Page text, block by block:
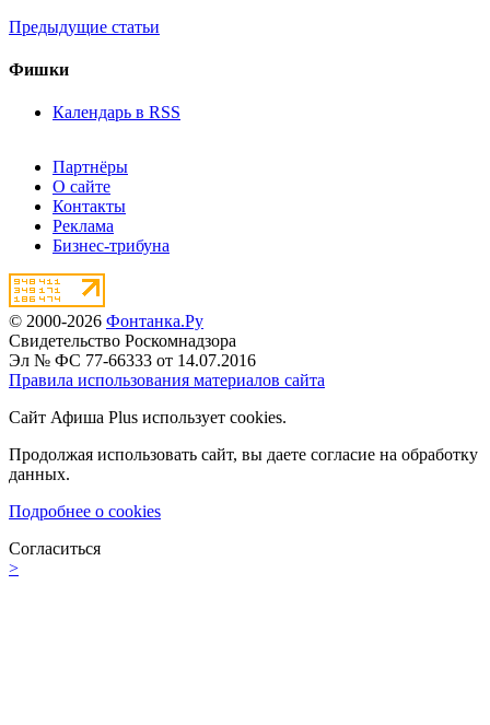
Предыдущие статьи
Фишки
Календарь в RSS
Партнёры
О сайте
Контакты
Реклама
Бизнес-трибуна
© 2000-2026 Фонтанка.Ру
Свидетельство Роскомнадзора
Эл № ФС 77-66333 от 14.07.2016
Правила использования материалов сайта
Сайт Афиша Plus использует cookies.
Продолжая использовать сайт, вы даете согласие на обработку
данных.
Подробнее о cookies
Согласиться
>